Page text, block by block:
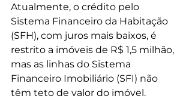
Atualmente, o crédito pelo
Sistema Financeiro da Habitação
(SFH), com juros mais baixos, é
restrito a imóveis de R$ 1,5 milhão,
mas as linhas do Sistema
Financeiro Imobiliário (SFI) não
têm teto de valor do imóvel.